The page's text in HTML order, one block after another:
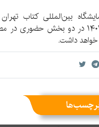
بین‌المللی کتاب
اردیبهشت ماه ۱۴۰۱ در دو بخش